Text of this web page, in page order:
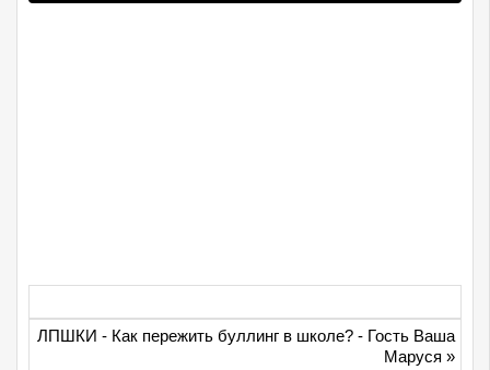
ЛПШКИ - Как пережить буллинг в школе? - Гость Ваша
Маруся »